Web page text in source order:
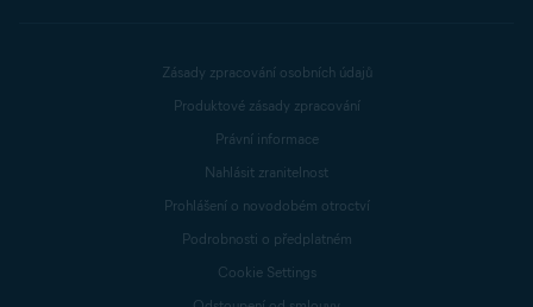
Zásady zpracování osobních údajů
Produktové zásady zpracování
Právní informace
Nahlásit zranitelnost
Prohlášení o novodobém otroctví
Podrobnosti o předplatném
Cookie Settings